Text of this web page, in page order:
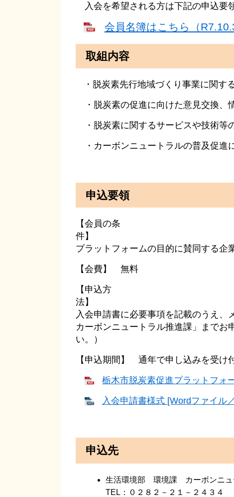
入会を希望される方は下記の申込要
会員名簿はこちら（
取組内容
・脱炭素先行地域づくり事業に関す
・脱炭素の促進に向けた意見交換、
・脱炭素に関するサービスや技術等
・カーボンニュートラルの普及促進
申込要領
【会員の条
プラットフォームの目的に賛同する企
【会費】 無料
【申込方
入会申請書に必要事項を記載のうえ、
カーボンニュートラル推進課」まで
い。）
【申込期間】 通年で申し込みを受け
栃木市脱炭素促進プラットフォ
入会申請書様式 [Wordファイル
申込先
生活環境部 環境課 カーボンニュ
TEL：０２８２－２１－２４３４